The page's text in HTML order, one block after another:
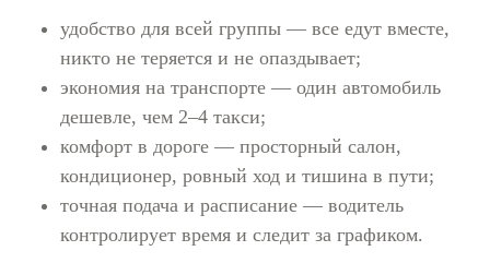
удобство для всей группы — все едут вместе,
никто не теряется и не опаздывает;
экономия на транспорте — один автомобиль
дешевле, чем 2–4 такси;
комфорт в дороге — просторный салон,
кондиционер, ровный ход и тишина в пути;
точная подача и расписание — водитель
контролирует время и следит за графиком.